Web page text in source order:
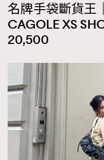
名牌手袋斷貨王
CAGOLE XS
20,500